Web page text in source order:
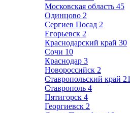
Московская область 45
Одинцово 2
Сергиев Посад 2
Егорьевск 2
Краснодарский край 30
Сочи 10
Краснодар 3
Новороссийск 2
Ставропольский край 21
Ставрополь 4
Пятигорск 4
Георгиевск 2